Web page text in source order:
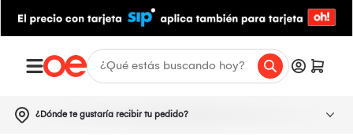
¿Dónde te gustaría recibir tu pedido?